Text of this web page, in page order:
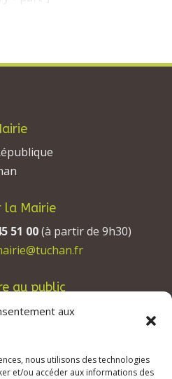
aux
nous utilisons des technologies
et/ou accéder aux informations des
la Mairie
51 00(à partir de 9h30)
au public
: de 8h à 12h et de
12h.